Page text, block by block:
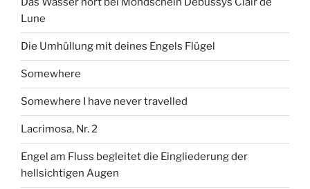
Lune
Die Umhüllung mit deines Engels Flügel
Somewhere
Somewhere I have never travelled
Lacrimosa, Nr. 2
Engel am Fluss begleitet die Eingliederung der
hellsichtigen Augen